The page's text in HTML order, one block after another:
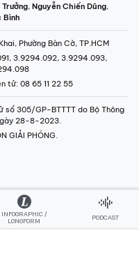
, Nguyễn Chiến Dũng,
Bình
Phường Bàn Cờ, TP.HCM
3.9294.092, 3.9294.093,
tử: 08 65 11 22 55
số 305/GP-BTTTT do Bộ Thông
28-8-2023.
GIẢI PHÓNG.
INFOGRAPHIC /
LONGFORM
PODCAST